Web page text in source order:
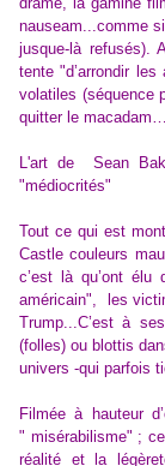
nauseam...comme
jusque-là refusés).
tente "d’arrondir
volatiles (séquence
quitter le
L'art de Sean
"médiocrités"
Tout ce qui est
Castle couleurs
c’est
à qu’ont élu
américain",
les
Trump...C’est à
(folles) ou blottis
univers -qui parfois
Filmée à hauteur
" misérabilisme" ;
réalité et la